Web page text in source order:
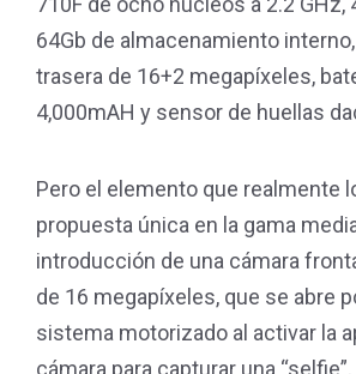
64Gb de almacenamiento interno,
trasera de 16+2 megapíxeles,
4,000mAH y sensor de huellas
Pero el elemento que realmente
propuesta única en la gama
introducción de una cámara
de 16 megapíxeles, que se abre
sistema motorizado al activar la
cámara para capturar una “selfie”.